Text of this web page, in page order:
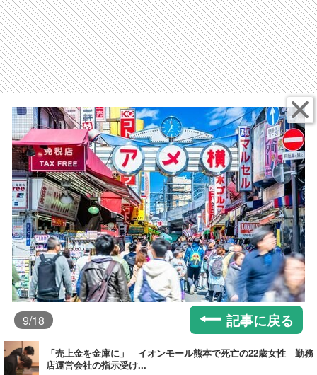
9/18 記事に戻る
「売上金を金庫に」 イオンモール熊本で死亡の22歳女性 勤務
店運営会社の指示受け...